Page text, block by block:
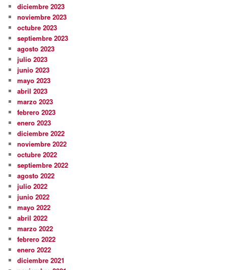
diciembre 2023
noviembre 2023
octubre 2023
septiembre 2023
agosto 2023
julio 2023
junio 2023
mayo 2023
abril 2023
marzo 2023
febrero 2023
enero 2023
diciembre 2022
noviembre 2022
octubre 2022
septiembre 2022
agosto 2022
julio 2022
junio 2022
mayo 2022
abril 2022
marzo 2022
febrero 2022
enero 2022
diciembre 2021